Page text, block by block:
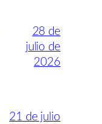
28 de
julio de
2026
21 de julio